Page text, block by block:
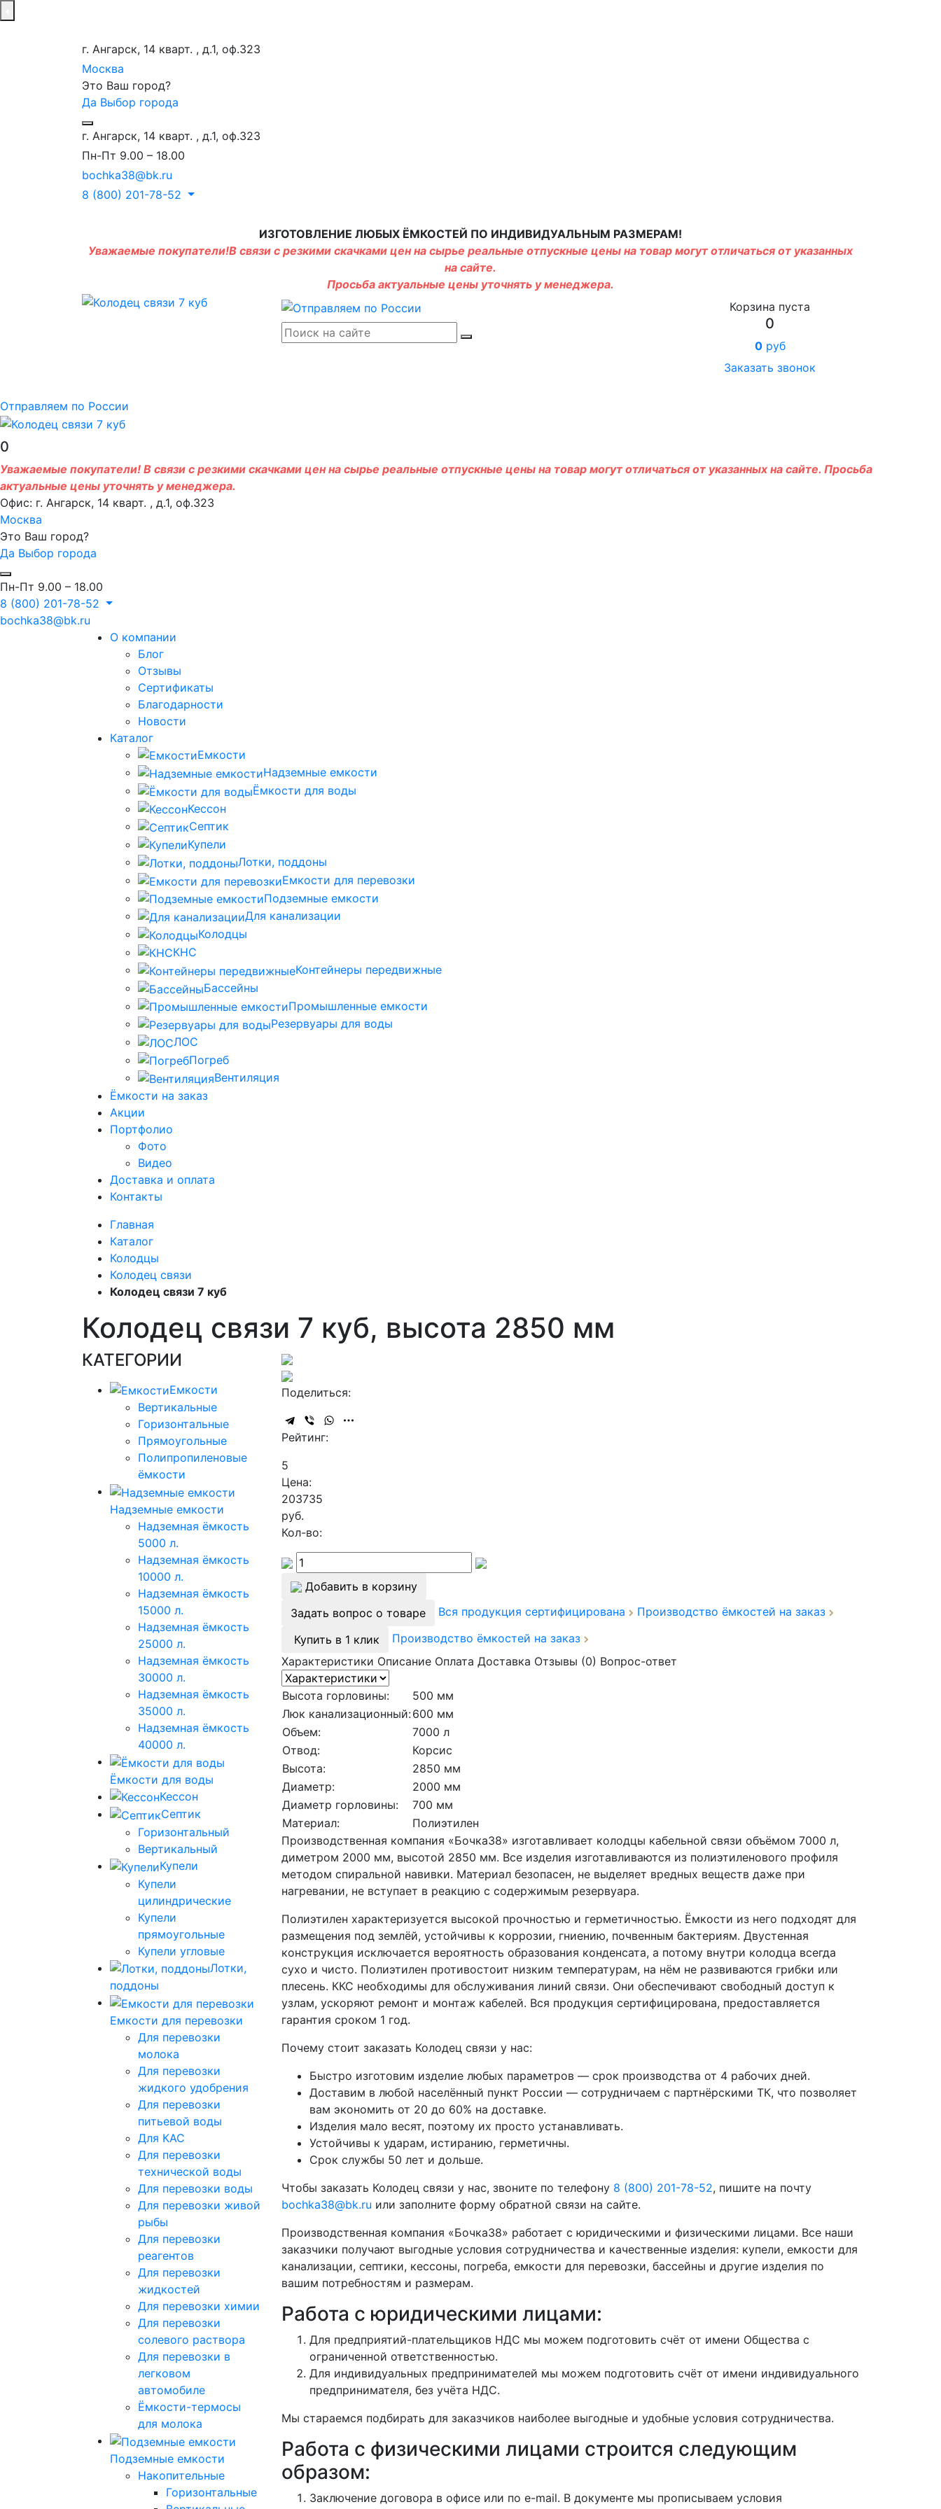
г. Ангарск, 14 кварт. , д.1, оф.323
Москва
Это Ваш город?
Да Выбор города
г. Ангарск, 14 кварт. , д.1, оф.323
Пн-Пт 9.00 – 18.00
bochka38@bk.ru
8 (800) 201-78-52
ИЗГОТОВЛЕНИЕ ЛЮБЫХ ЁМКОСТЕЙ ПО ИНДИВИДУАЛЬНЫМ РАЗМЕРАМ!
Уважаемые покупатели!В связи с резкими скачками цен на сырье реальные отпускные цены на товар могут отличаться от указанных
на сайте.
Просьба актуальные цены уточнять у менеджера.
Корзина пуста
0
0руб
Заказать звонок
Отправляем по России
0
Уважаемые покупатели! В связи с резкими скачками цен на сырье реальные отпускные цены на товар могут отличаться от указанных на сайте. Просьба
актуальные цены уточнять у менеджера.
Офис: г. Ангарск, 14 кварт. , д.1, оф.323
Москва
Это Ваш город?
Да Выбор города
Пн-Пт 9.00 – 18.00
8 (800) 201-78-52
bochka38@bk.ru
О компании
Блог
Отзывы
Сертификаты
Благодарности
Новости
Каталог
Емкости
Надземные емкости
Ёмкости для воды
Кессон
Септик
Купели
Лотки, поддоны
Емкости для перевозки
Подземные емкости
Для канализации
Колодцы
КНС
Контейнеры передвижные
Бассейны
Промышленные емкости
Резервуары для воды
ЛОС
Погреб
Вентиляция
Ёмкости на заказ
Акции
Портфолио
Фото
Видео
Доставка и оплата
Контакты
Главная
Каталог
Колодцы
Колодец связи
Колодец связи 7 куб
Колодец связи 7 куб, высота 2850 мм
КАТЕГОРИИ
Емкости
Вертикальные
Горизонтальные
Прямоугольные
Полипропиленовые
ёмкости
Надземные емкости
Надземная ёмкость
5000 л.
Надземная ёмкость
10000 л.
Надземная ёмкость
15000 л.
Надземная ёмкость
25000 л.
Надземная ёмкость
30000 л.
Надземная ёмкость
35000 л.
Надземная ёмкость
40000 л.
Ёмкости для воды
Кессон
Септик
Горизонтальный
Вертикальный
Купели
Купели
цилиндрические
Купели
прямоугольные
Купели угловые
Лотки,
поддоны
Емкости для перевозки
Для перевозки
молока
Для перевозки
жидкого удобрения
Для перевозки
питьевой воды
Для КАС
Для перевозки
технической воды
Для перевозки воды
Для перевозки живой
рыбы
Для перевозки
реагентов
Для перевозки
жидкостей
Для перевозки химии
Для перевозки
солевого раствора
Для перевозки в
легковом
автомобиле
Ёмкости-термосы
для молока
Подземные емкости
Накопительные
Горизонтальные
Поделиться:
Рейтинг:
5
Цена:
203735
руб.
Кол-во:
Добавить в корзину
Задать вопрос о товаре
Вся продукция сертифицирована
Производство ёмкостей на заказ
Купить в 1 клик
Производство ёмкостей на заказ
Характеристики Описание Оплата Доставка Отзывы (0) Вопрос-ответ
Высота горловины:
500 мм
Люк канализационный:600 мм
Объем:
7000 л
Отвод:
Корсис
Высота:
2850 мм
Диаметр:
2000 мм
Диаметр горловины:
700 мм
Материал:
Полиэтилен
Производственная компания «Бочка38» изготавливает колодцы кабельной связи объёмом 7000 л,
диметром 2000 мм, высотой 2850 мм. Все изделия изготавливаются из полиэтиленового профиля
методом спиральной навивки. Материал безопасен, не выделяет вредных веществ даже при
нагревании, не вступает в реакцию с содержимым резервуара.
Полиэтилен характеризуется высокой прочностью и герметичностью. Ёмкости из него подходят для
размещения под землёй, устойчивы к коррозии, гниению, почвенным бактериям. Двустенная
конструкция исключается вероятность образования конденсата, а потому внутри колодца всегда
сухо и чисто. Полиэтилен противостоит низким температурам, на нём не развиваются грибки или
плесень. ККС необходимы для обслуживания линий связи. Они обеспечивают свободный доступ к
узлам, ускоряют ремонт и монтаж кабелей. Вся продукция сертифицирована, предоставляется
гарантия сроком 1 год.
Почему стоит заказать Колодец связи у нас:
Быстро изготовим изделие любых параметров — срок производства от 4 рабочих дней.
Доставим в любой населённый пункт России — сотрудничаем с партнёрскими ТК, что позволяет
вам экономить от 20 до 60% на доставке.
Изделия мало весят, поэтому их просто устанавливать.
Устойчивы к ударам, истиранию, герметичны.
Срок службы 50 лет и дольше.
Чтобы заказать Колодец связи у нас, звоните по телефону 8 (800) 201-78-52, пишите на почту
bochka38@bk.ru или заполните форму обратной связи на сайте.
Производственная компания «Бочка38» работает с юридическими и физическими лицами. Все наши
заказчики получают выгодные условия сотрудничества и качественные изделия: купели, емкости для
канализации, септики, кессоны, погреба, емкости для перевозки, бассейны и другие изделия по
вашим потребностям и размерам.
Работа с юридическими лицами:
Для предприятий-плательщиков НДС мы можем подготовить счёт от имени Общества с
ограниченной ответственностью.
Для индивидуальных предпринимателей мы можем подготовить счёт от имени индивидуального
предпринимателя, без учёта НДС.
Мы стараемся подбирать для заказчиков наиболее выгодные и удобные условия сотрудничества.
Работа с физическими лицами строится следующим
образом:
Заключение договора в офисе или по e-mail. В документе мы прописываем условия